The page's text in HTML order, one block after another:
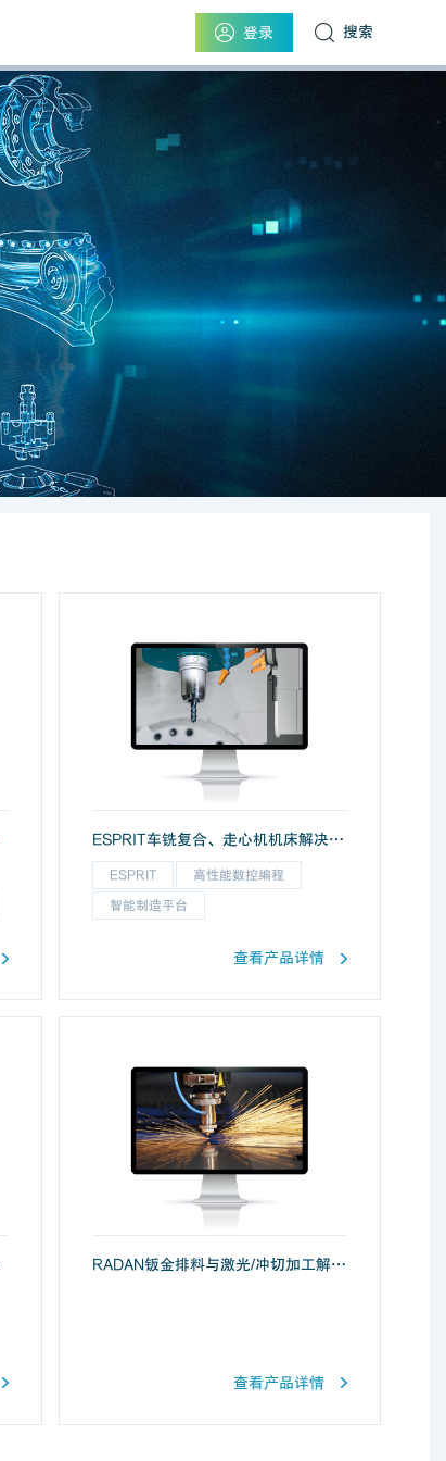
登录 搜索
ESPRIT车铣复合、走心机机床解决方案
ESPRIT
高性能数控编程
智能制造平台
查看产品详情
RADAN钣金排料与激光/冲切加工解决方案
查看产品详情